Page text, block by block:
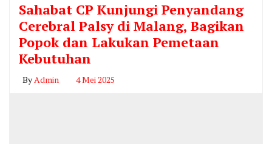
Sahabat CP Kunjungi Penyandang
Cerebral Palsy di Malang, Bagikan
Popok dan Lakukan Pemetaan
Kebutuhan
ByAdmin 4 Mei 2025